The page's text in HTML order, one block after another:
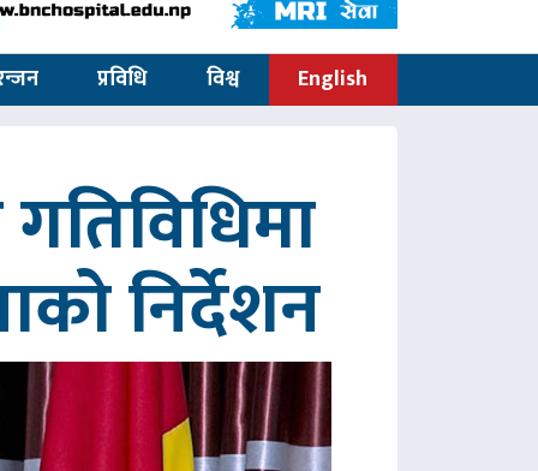
प्रविधि विश्व English
गतिविधिमा
निर्देशन